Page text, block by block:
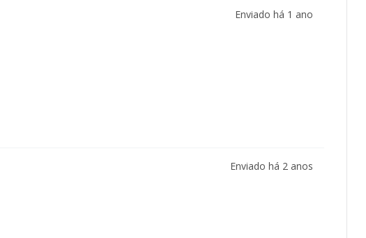
Enviado há 1 ano
Enviado há 2 anos